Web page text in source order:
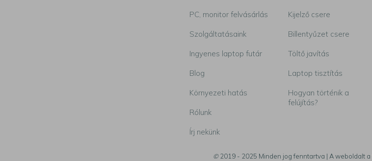
PC, monitor felvásárlás
Szolgáltatásaink
Ingyenes laptop futár
Blog
Környezeti hatás
Rólunk
Írj nekünk
Kijelző csere
Billentyűzet csere
Töltő javítás
Laptop tisztítás
Hogyan történik a
felújítás?
©2019 - 2025 Minden jog fenntartva | A weboldalt a